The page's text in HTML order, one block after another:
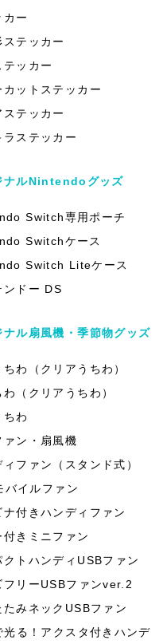
カー
ステッカー
テッカー
カットステッカー
ステッカー
ラステッカー
ナルNintendoグッズ
Switch専用ポーチ
Switchケース
Switch Liteケース
ンドー DS
ナル扇風機・季節物グッズ
わ（クリアうちわ）
わ（クリアうちわ）
ちわ
ァン・扇風機
ィファン（スタンド式）
バイルファン
ナ付きハンディファン
付きミニファン
クトハンディUSBファン
フリーUSBファンver.2
たみネックUSBファン
光る！アクスタ付きハンデ